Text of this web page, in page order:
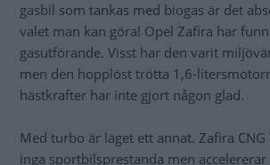
gasbil som tankas med biogas är det
valet man kan göra! Opel Zafira har
gasutförande. Visst har den varit
men den hopplöst trötta 1,6-
hästkrafter har inte gjort någon glad.
Med turbo är läget ett annat. Zafira
inga sportbilsprestanda men